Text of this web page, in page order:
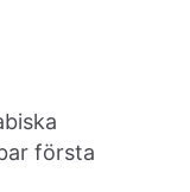
första